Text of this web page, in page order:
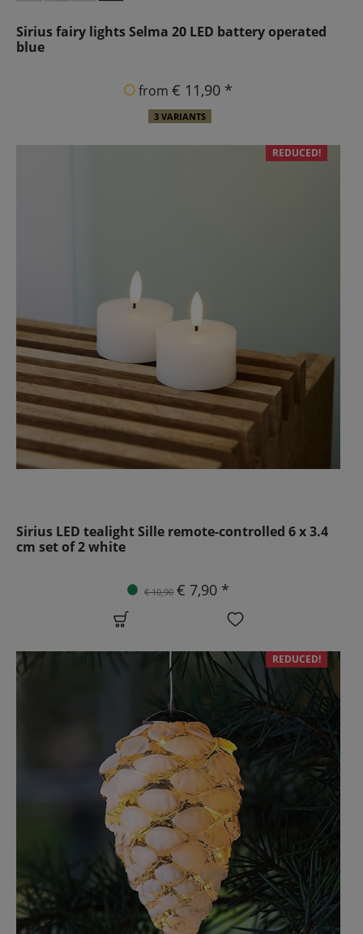
Sirius fairy lights Selma 20 LED battery operated
blue
from € 11,90 *
3 VARIANTS
REDUCED!
Sirius LED tealight Sille remote-controlled 6 x 3.4
cm set of 2 white
€ 10,90 € 7,90 *
REDUCED!